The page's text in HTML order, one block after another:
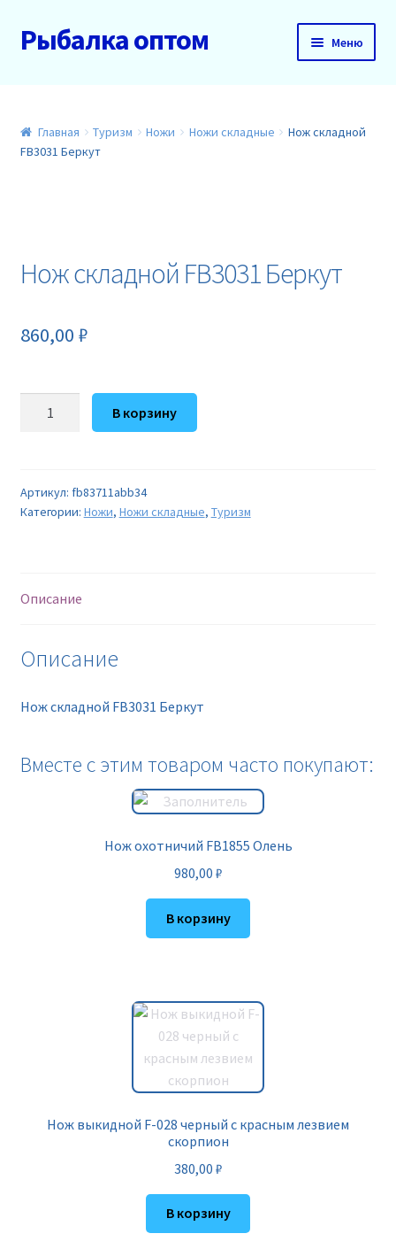
Перейти
к
Перейти
к
Рыбалка оптом Меню
О нас
Новинки
Главная Туризм Ножи Ножи складные
Нож складной
FB3031 Беркут
Нож складной FB3031 Беркут
860,00 ₽
Количество
FB3031
Беркут
В корзину
Артикул: fb83711abb34
Категории: Ножи, Ножи складные, Туризм
Описание
Описание
Нож складной FB3031 Беркут
Вместе с этим товаром часто покупают:
Нож охотничий FB1855 Олень
980,00 ₽
В корзину
Нож выкидной F-028 черный с красным лезвием
скорпион
380,00 ₽
В корзину